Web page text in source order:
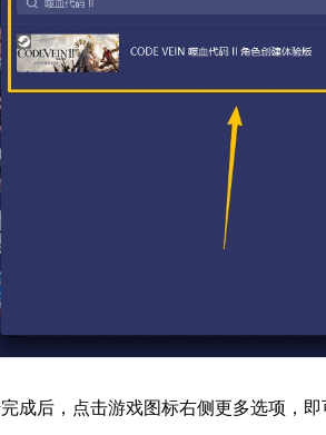
成后，点击游戏图标右侧更多选项，